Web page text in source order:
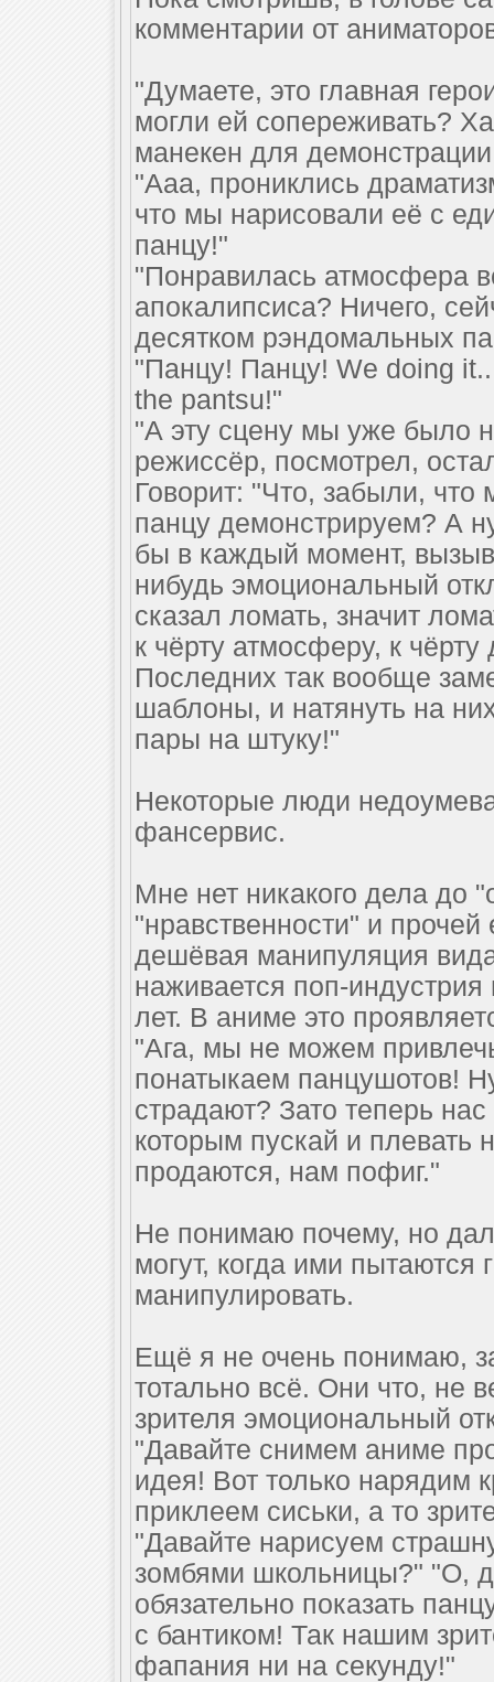
комментарии от
"Думаете, это главная
могли ей сопереживать?
манекен для
"Ааа, прониклись
что мы нарисовали её с
панцу!"
"Понравилась атмосфера
апокалипсиса? Ничего,
десятком рэндомальных
"Панцу! Панцу! We doing
the pantsu!"
"А эту сцену мы уже было
режиссёр, посмотрел,
Говорит: "Что, забыли,
панцу демонстрируем? А
бы в каждый момент,
нибудь эмоциональный
сказал ломать, значит
к чёрту атмосферу, к
Последних так вообще
шаблоны, и натянуть на
пары на штуку!"
Некоторые люди
фансервис.
Мне нет никакого дела до
"нравственности" и
дешёвая манипуляция
наживается поп-индустрия
лет. В аниме это
"Ага, мы не можем
понатыкаем панцушотов!
страдают? Зато теперь
которым пускай и
продаются, нам пофиг."
Не понимаю почему, но
могут, когда ими пытаются
манипулировать.
Ещё я не очень понимаю,
тотально всё. Они что, не
зрителя эмоциональный
"Давайте снимем аниме
идея! Вот только нарядим
приклеем сиськи, а то
"Давайте нарисуем
зомбями школьницы?" "О,
обязательно показать
с бантиком! Так нашим
фапания ни на секунду!"